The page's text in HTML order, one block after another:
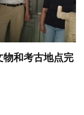
和考古地点完